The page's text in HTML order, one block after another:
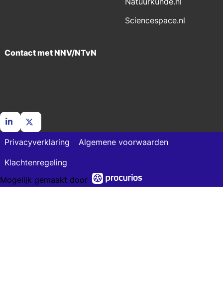
Sciencespace.nl
Contact met NNV/NTvN
Ga
LinkedIn
naar
X
Privacyverklaring Algemene voorwaarden
Klachtenregeling
Mogelijk gemaakt door